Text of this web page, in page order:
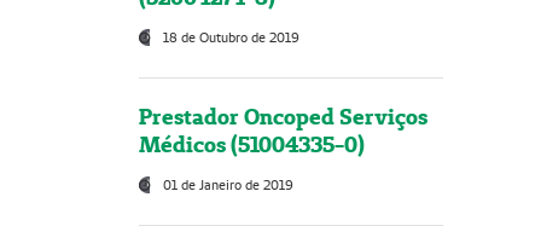
18 de Outubro de 2019
Prestador Oncoped Serviços
Médicos (51004335-0)
01 de Janeiro de 2019